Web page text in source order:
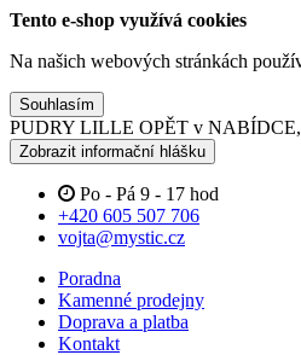
Tento e-shop využívá cookies
Na našich webových stránkách
Souhlasím
PUDRY LILLE OPĚT v
Zobrazit informační hlášku
Po - Pá 9 - 17 hod
+420 605 507 706
vojta@mystic.cz
Poradna
Kamenné prodejny
Doprava a platba
Kontakt